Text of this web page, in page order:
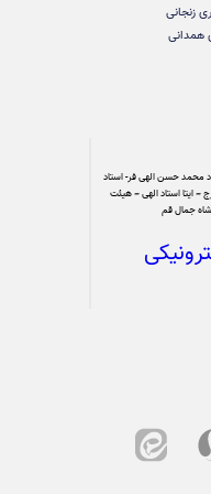
زنجانی
همدانی
محمد حسن الهی فر- استاد
– ایتا استاد الهی – هیئت
جمال قم